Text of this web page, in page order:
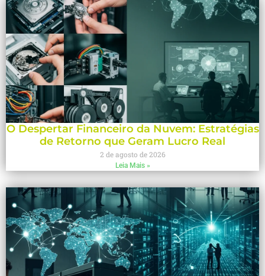
O Despertar Financeiro da Nuvem: Estratégias
de Retorno que Geram Lucro Real
2 de agosto de 2026
Leia Mais »